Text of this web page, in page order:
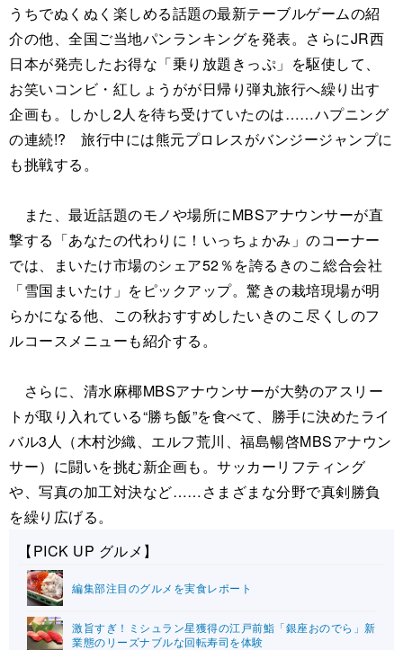
うちでぬくぬく楽しめる話題の最新テーブルゲームの紹
介の他、全国ご当地パンランキングを発表。さらにJR西
日本が発売したお得な「乗り放題きっぷ」を駆使して、
お笑いコンビ・紅しょうがが日帰り弾丸旅行へ繰り出す
企画も。しかし2人を待ち受けていたのは……ハプニング
の連続!? 旅行中には熊元プロレスがバンジージャンプに
も挑戦する。
また、最近話題のモノや場所にMBSアナウンサーが直
撃する「あなたの代わりに！いっちょかみ」のコーナー
では、まいたけ市場のシェア52％を誇るきのこ総合会社
「雪国まいたけ」をピックアップ。驚きの栽培現場が明
らかになる他、この秋おすすめしたいきのこ尽くしのフ
ルコースメニューも紹介する。
さらに、清水麻椰MBSアナウンサーが大勢のアスリー
トが取り入れている“勝ち飯”を食べて、勝手に決めたライ
バル3人（木村沙織、エルフ荒川、福島暢啓MBSアナウン
サー）に闘いを挑む新企画も。サッカーリフティング
や、写真の加工対決など……さまざまな分野で真剣勝負
を繰り広げる。
【PICK UP グルメ】
編集部注目のグルメを実食レポート
激旨すぎ！ミシュラン星獲得の江戸前鮨「銀座おのでら」新
業態のリーズナブルな回転寿司を体験